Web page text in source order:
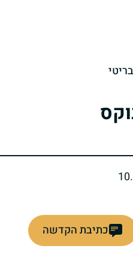
כתיבת הקדשה